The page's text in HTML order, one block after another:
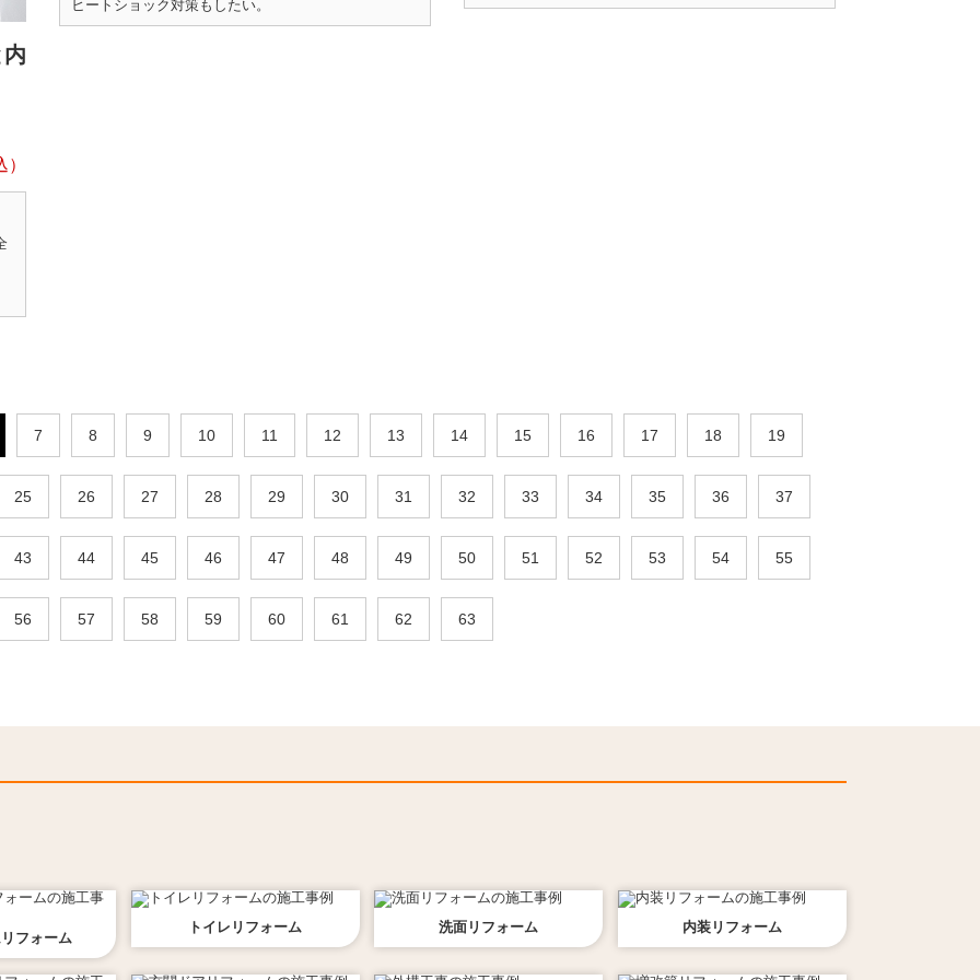
ヒートショック対策もしたい。
7 8 9 10 11 12 13 14 15 16 17 18 19
25 26 27 28 29 30 31 32 33 34 35 36 37
43 44 45 46 47 48 49 50 51 52 53 54 55
56 57 58 59 60 61 62 63
リフォーム
トイレ リフォーム 洗面 リフォーム 内装 リフォーム